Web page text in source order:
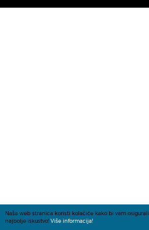
Naša web stranica koristi kolačiće kako bi vam osigurali
najbolje iskustvo! Više informacija!